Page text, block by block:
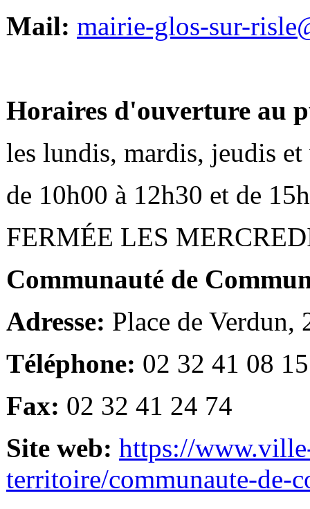
Mail: mairie-glos-sur-
Horaires d'ouverture au
les lundis, mardis, jeudis et
de 10h00 à 12h30 et de
FERMÉE LES
Communauté de
Adresse: Place de Verdun,
Téléphone: 02 32 41 08 15
Fax: 02 32 41 24 74
Site web: https://
territoire/communaute-de-